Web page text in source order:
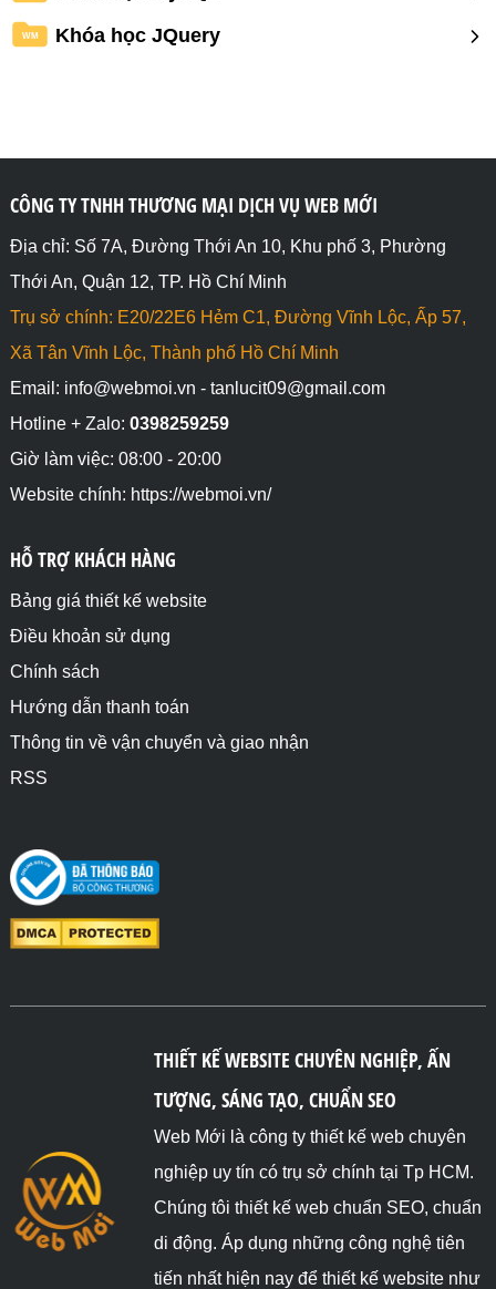
WM Khóa học JQuery
CÔNG TY TNHH THƯƠNG MẠI DỊCH VỤ WEB MỚI
Địa chỉ: Số 7A, Đường Thới An 10, Khu phố 3, Phường
Thới An, Quận 12, TP. Hồ Chí Minh
Trụ sở chính: E20/22E6 Hẻm C1, Đường Vĩnh Lộc, Ấp 57,
Xã Tân Vĩnh Lộc, Thành phố Hồ Chí Minh
Email: info@webmoi.vn - tanlucit09@gmail.com
Hotline + Zalo: 0398259259
Giờ làm việc: 08:00 - 20:00
Website chính: https://webmoi.vn/
HỖ TRỢ KHÁCH HÀNG
Bảng giá thiết kế website
Điều khoản sử dụng
Chính sách
Hướng dẫn thanh toán
Thông tin về vận chuyển và giao nhận
RSS
THIẾT KẾ WEBSITE CHUYÊN NGHIỆP, ẤN
TƯỢNG, SÁNG TẠO, CHUẨN SEO
Web Mới là công ty thiết kế web chuyên
nghiệp uy tín có trụ sở chính tại Tp HCM.
Chúng tôi thiết kế web chuẩn SEO, chuẩn
di động. Áp dụng những công nghệ tiên
tiến nhất hiện nay để thiết kế website như